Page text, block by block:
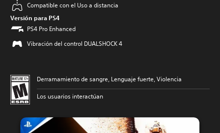
Compatible con el Uso a distancia
Versión para PS4
PS4 Pro Enhanced
Vibración del control DUALSHOCK 4
Derramamiento de sangre, Lenguaje fuerte, Violencia
Los usuarios interactúan